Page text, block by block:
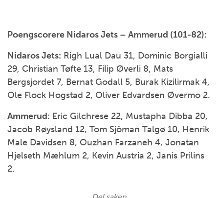
Poengscorere Nidaros Jets – Ammerud (101-82):
Nidaros Jets: Righ Lual Dau 31, Dominic Borgialli
29, Christian Tøfte 13, Filip Øverli 8, Mats
Bergsjordet 7, Bernat Godall 5, Burak Kizilirmak 4,
Ole Flock Hogstad 2, Oliver Edvardsen Øvermo 2.
Ammerud: Eric Gilchrese 22, Mustapha Dibba 20,
Jacob Røysland 12, Tom Sjöman Talgø 10, Henrik
Male Davidsen 8, Ouzhan Farzaneh 4, Jonatan
Hjelseth Mæhlum 2, Kevin Austria 2, Janis Prilins
2.